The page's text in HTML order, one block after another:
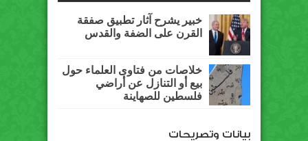
خبير يشرح آثار تطبيق صفقة
القرن على الضفة والقدس
خلاصات من فتاوى العلماء حول
بيع أو التنازل عن أراضي
فلسطين للصهاينة
بيانات وتصريحات